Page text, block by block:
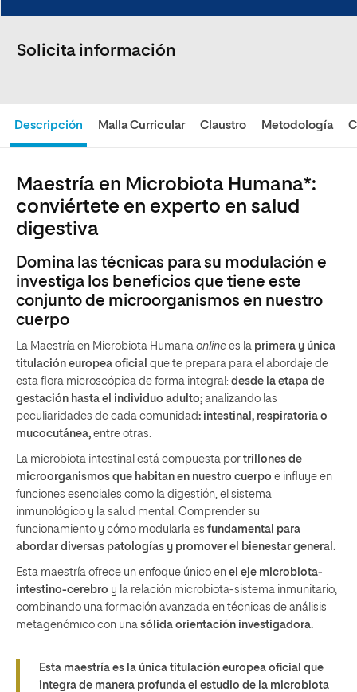
Descripción Malla Curricular Claustro Metodología
Maestría en Microbiota Humana*:
conviértete en experto en salud
digestiva
Domina las técnicas para su modulación e
investiga los beneficios que tiene este
conjunto de microorganismos en nuestro
cuerpo
La Maestría en Microbiota Humana online es la primera y única
titulación europea oficial que te prepara para el abordaje de
esta flora microscópica de forma integral: desde la etapa de
gestación hasta el individuo adulto; analizando las
peculiaridades de cada comunidad: intestinal, respiratoria o
mucocutánea, entre otras.
La microbiota intestinal está compuesta por trillones de
microorganismos que habitan en nuestro cuerpo e influye en
funciones esenciales como la digestión, el sistema
inmunológico y la salud mental. Comprender su
funcionamiento y cómo modularla es fundamental para
abordar diversas patologías y promover el bienestar general.
Esta maestría ofrece un enfoque único en el eje microbiota-
intestino-cerebro y la relación microbiota-sistema inmunitario,
combinando una formación avanzada en técnicas de análisis
metagenómico con una sólida orientación investigadora.
Esta maestría es la única titulación europea oficial que
integra de manera profunda el estudio de la microbiota
Solicita información